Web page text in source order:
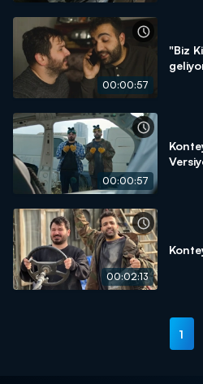
00:00:57
"Biz
00:00:57
00:02:13
1